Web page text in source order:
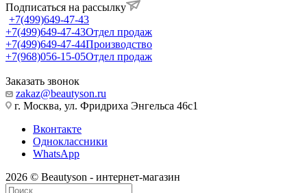
Подписаться на рассылку
+7(499)649-47-43
+7(499)649-47-43Отдел продаж
+7(499)649-47-44Производство
+7(968)056-15-05Отдел продаж
Заказать звонок
zakaz@beautyson.ru
г. Москва, ул. Фридриха Энгельса 46с1
Вконтакте
Одноклассники
WhatsApp
2026 © Beautyson - интернет-магазин